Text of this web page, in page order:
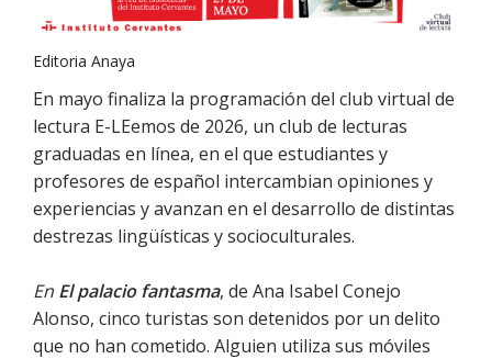
Editoria Anaya
En mayo finaliza la programación del club virtual de
lectura E-LEemos de 2026, un club de lecturas
graduadas en línea, en el que estudiantes y
profesores de español intercambian opiniones y
experiencias y avanzan en el desarrollo de distintas
destrezas lingüísticas y socioculturales.
En El palacio fantasma, de Ana Isabel Conejo
Alonso, cinco turistas son detenidos por un delito
que no han cometido. Alguien utiliza sus móviles